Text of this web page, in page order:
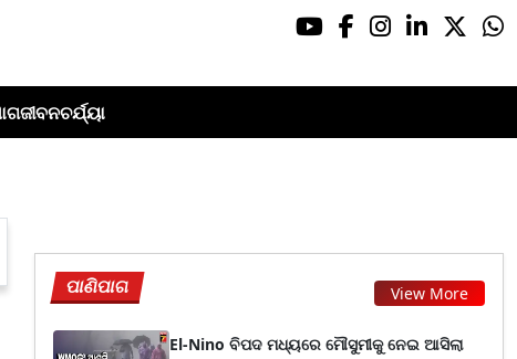
ଜୀବନଚର୍ଯ୍ୟା
ପାଣିପାଗ View More
El-Nino ବିପଦ ମଧ୍ୟରେ ମୌସୁମୀକୁ ନେଇ ଆସିଲା